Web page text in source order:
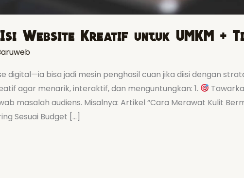
Isi Website Kreatif untuk UMKM +
digital—ia bisa jadi mesin penghasil cuan jika diisi dengan
agar menarik, interaktif, dan menguntungkan: 1.
masalah audiens. Misalnya: Artikel “Cara Merawat Kulit
Sesuai Budget […]